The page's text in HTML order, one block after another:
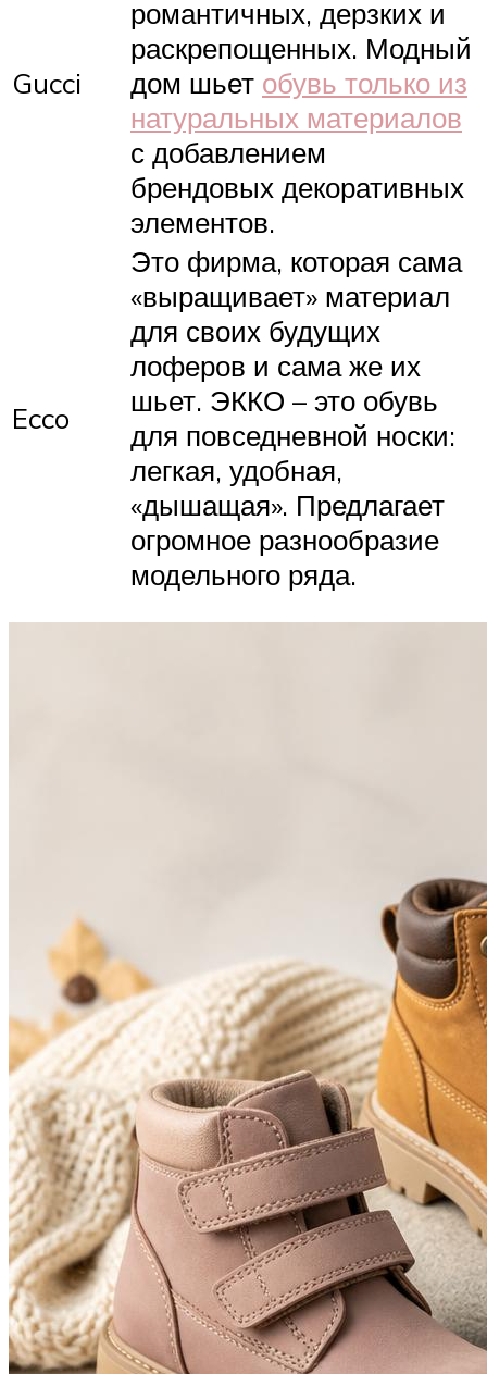
Gucci
романтичных, дерзких и
раскрепощенных. Модный
дом шьет обувь только из
натуральных материалов
с добавлением
брендовых декоративных
элементов.
Ecco
Это фирма, которая сама
«выращивает» материал
для своих будущих
лоферов и сама же их
шьет. ЭККО – это обувь
для повседневной носки:
легкая, удобная,
«дышащая». Предлагает
огромное разнообразие
модельного ряда.